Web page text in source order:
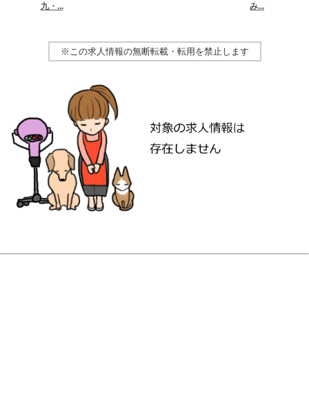
九・...
み...
※この求人情報の無断転載・転用を禁止します